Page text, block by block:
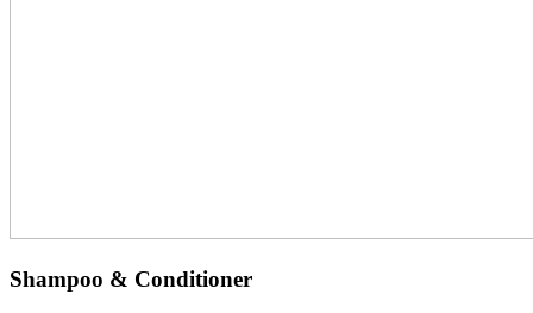
Shampoo & Conditioner